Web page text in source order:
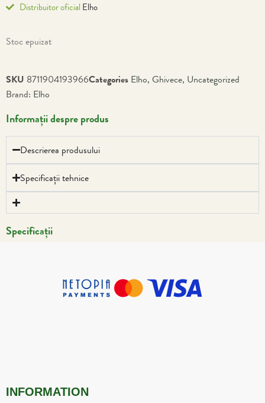
Distribuitor oficial Elho
Stoc epuizat
SKU 8711904193966Categories Elho, Ghivece, Uncategorized
Brand: Elho
Informații despre produs
Descrierea produsului
Specificații tehnice
Specificații
INFORMATION